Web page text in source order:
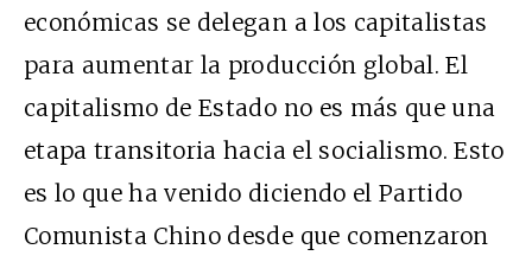
económicas se delegan a los capitalistas
para aumentar la producción global. El
capitalismo de Estado no es más que una
etapa transitoria hacia el socialismo. Esto
es lo que ha venido diciendo el Partido
Comunista Chino desde que comenzaron